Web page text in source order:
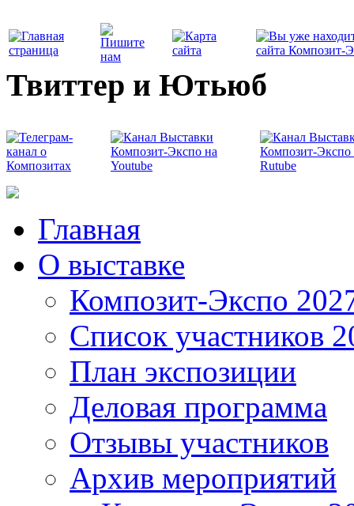
Твиттер и Ютьюб
Главная
О выставке
Композит-Экспо
Список участников
План экспозиции
Деловая программа
Отзывы участников
Архив мероприятий